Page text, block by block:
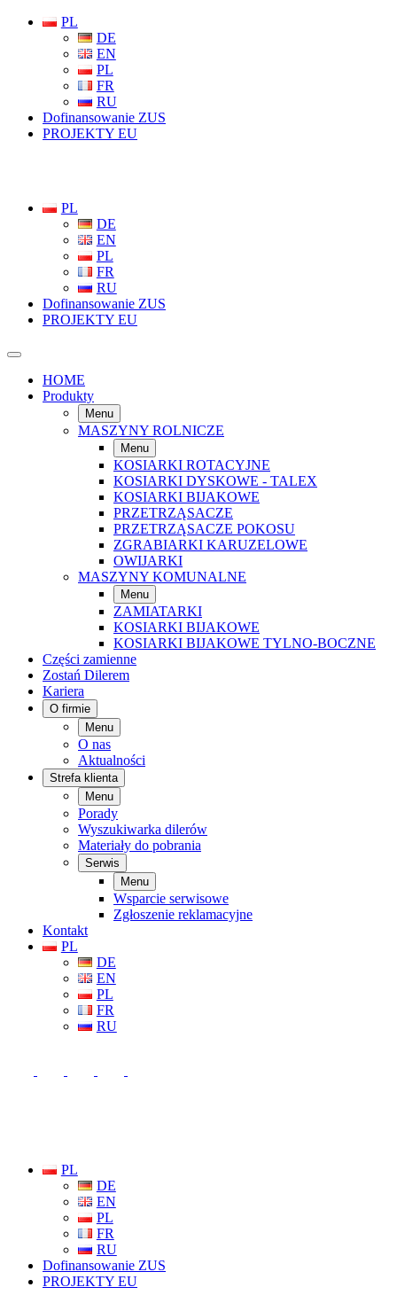
PL
DE
EN
PL
FR
RU
Dofinansowanie ZUS
PROJEKTY EU
PL
DE
EN
PL
FR
RU
Dofinansowanie ZUS
PROJEKTY EU
HOME
Produkty
Menu
MASZYNY ROLNICZE
Menu
KOSIARKI ROTACYJNE
KOSIARKI DYSKOWE - TALEX
KOSIARKI BIJAKOWE
PRZETRZĄSACZE
PRZETRZĄSACZE POKOSU
ZGRABIARKI KARUZELOWE
OWIJARKI
MASZYNY KOMUNALNE
Menu
ZAMIATARKI
KOSIARKI BIJAKOWE
KOSIARKI BIJAKOWE TYLNO-BOCZNE
Części zamienne
Zostań Dilerem
Kariera
O firmie
Menu
O nas
Aktualności
Strefa klienta
Menu
Porady
Wyszukiwarka dilerów
Materiały do pobrania
Serwis
Menu
Wsparcie serwisowe
Zgłoszenie reklamacyjne
Kontakt
PL
DE
EN
PL
FR
RU
PL
DE
EN
PL
FR
RU
Dofinansowanie ZUS
PROJEKTY EU